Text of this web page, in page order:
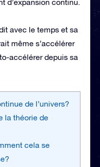
d’expansion continu.
avec le temps et sa
même s’accélérer
accélérer depuis sa
de l’univers?
la théorie de
cela se